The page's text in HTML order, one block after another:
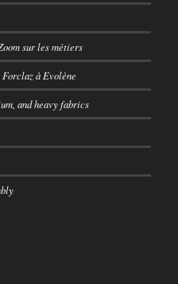
sur les métiers
à Evolène
and heavy fabrics